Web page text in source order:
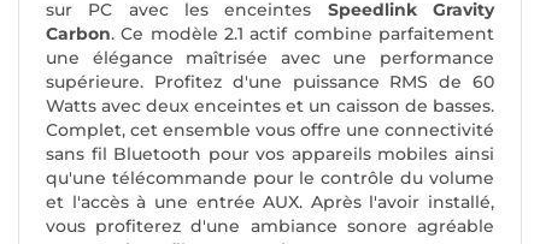
sur PC avec les enceintes Speedlink Gravity
Carbon. Ce modèle 2.1 actif combine parfaitement
une élégance maîtrisée avec une performance
supérieure. Profitez d'une puissance RMS de 60
Watts avec deux enceintes et un caisson de basses.
Complet, cet ensemble vous offre une connectivité
sans fil Bluetooth pour vos appareils mobiles ainsi
qu'une télécommande pour le contrôle du volume
et l'accès à une entrée AUX. Après l'avoir installé,
vous profiterez d'une ambiance sonore agréable